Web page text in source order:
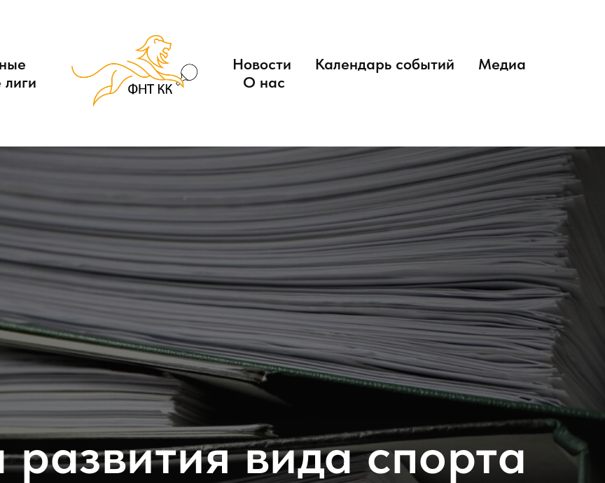
Новости Календарь событий
Медиа
О нас
вида спорта